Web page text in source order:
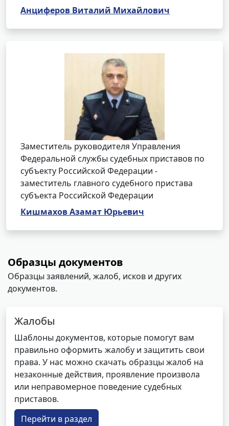
Анциферов Виталий Михайлович
Заместитель руководителя Управления
Федеральной службы судебных приставов по
субъекту Российской Федерации -
заместитель главного судебного пристава
субъекта Российской Федерации
Кишмахов Азамат Юрьевич
Образцы документов
Образцы заявлений, жалоб, исков и других
документов.
Жалобы
Шаблоны документов, которые помогут вам
правильно оформить жалобу и защитить свои
права. У нас можно скачать образцы жалоб на
незаконные действия, проявление произвола
или неправомерное поведение судебных
приставов.
Перейти в раздел